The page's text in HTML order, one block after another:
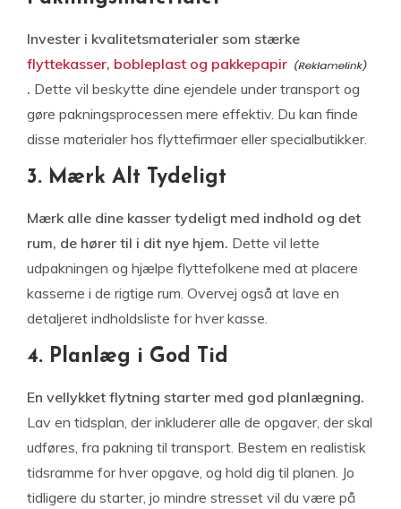
Invester i kvalitetsmaterialer som stærke
flyttekasser, bobleplast og pakkepapir
. Dette vil beskytte dine ejendele under transport og
gøre pakningsprocessen mere effektiv. Du kan finde
disse materialer hos flyttefirmaer eller specialbutikker.
3. Mærk Alt Tydeligt
Mærk alle dine kasser tydeligt med indhold og det
rum, de hører til i dit nye hjem. Dette vil lette
udpakningen og hjælpe flyttefolkene med at placere
kasserne i de rigtige rum. Overvej også at lave en
detaljeret indholdsliste for hver kasse.
4. Planlæg i God Tid
En vellykket flytning starter med god planlægning.
Lav en tidsplan, der inkluderer alle de opgaver, der skal
udføres, fra pakning til transport. Bestem en realistisk
tidsramme for hver opgave, og hold dig til planen. Jo
tidligere du starter, jo mindre stresset vil du være på